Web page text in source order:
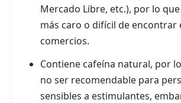
Mercado Libre, etc.), por lo
más caro o difícil de encontrar
comercios.
Contiene cafeína natural, por
no ser recomendable para
sensibles a estimulantes,